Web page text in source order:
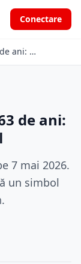
Conectare
Lamborghini împlinește 63 de ani: un număr devenit simbol
de ani:
7 mai 2026.
un simbol